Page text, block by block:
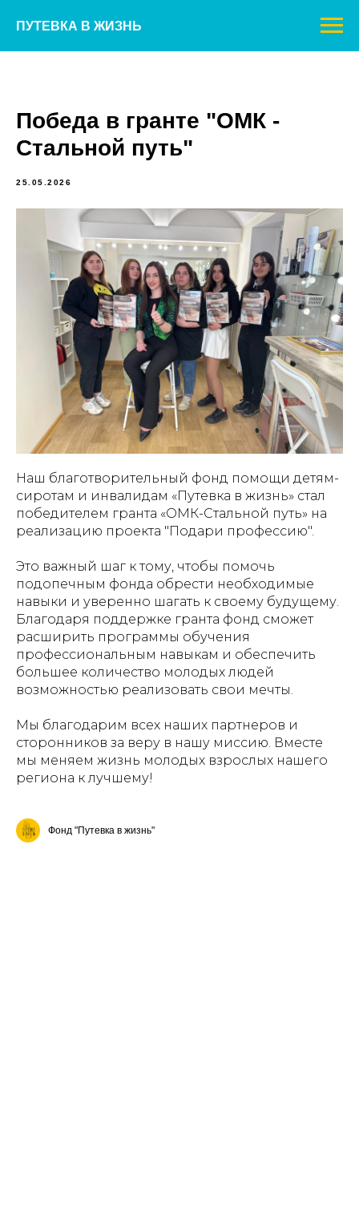
ПУТЕВКА В ЖИЗНЬ
Победа в гранте "ОМК -
Стальной путь"
25.05.2026
Наш благотворительный фонд помощи детям-
сиротам и инвалидам «Путевка в жизнь» стал
победителем гранта «ОМК-Стальной путь» на
реализацию проекта "Подари профессию".
Это важный шаг к тому, чтобы помочь
подопечным фонда обрести необходимые
навыки и уверенно шагать к своему будущему.
Благодаря поддержке гранта фонд сможет
расширить программы обучения
профессиональным навыкам и обеспечить
большее количество молодых людей
возможностью реализовать свои мечты.
Мы благодарим всех наших партнеров и
сторонников за веру в нашу миссию. Вместе
мы меняем жизнь молодых взрослых нашего
региона к лучшему!
Фонд "Путевка в жизнь"